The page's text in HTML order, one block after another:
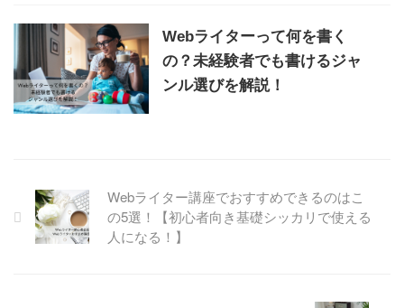
Webライターって何を書く
の？未経験者でも書けるジャ
ンル選びを解説！
Webライター講座でおすすめできるのはこ
の5選！【初心者向き基礎シッカリで使える
人になる！】